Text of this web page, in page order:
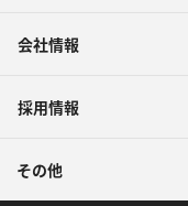
会社情報
採用情報
その他